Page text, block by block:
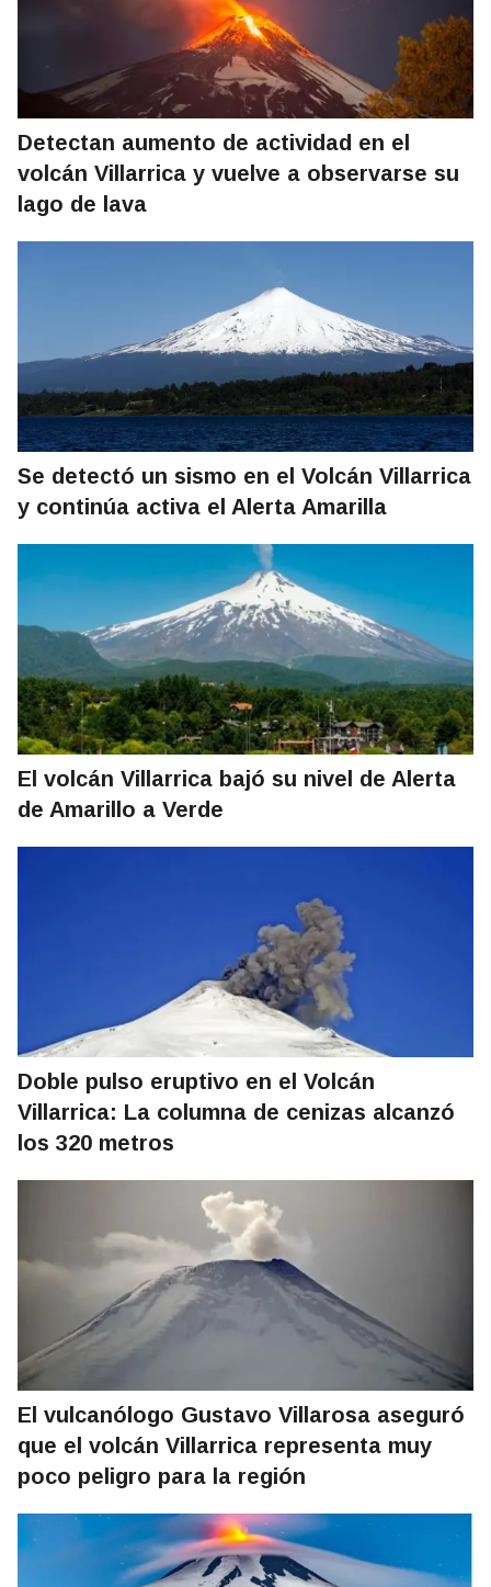
Detectan aumento de actividad en el
volcán Villarrica y vuelve a observarse su
lago de lava
Se detectó un sismo en el Volcán Villarrica
y continúa activa el Alerta Amarilla
El volcán Villarrica bajó su nivel de Alerta
de Amarillo a Verde
Doble pulso eruptivo en el Volcán
Villarrica: La columna de cenizas alcanzó
los 320 metros
El vulcanólogo Gustavo Villarosa aseguró
que el volcán Villarrica representa muy
poco peligro para la región